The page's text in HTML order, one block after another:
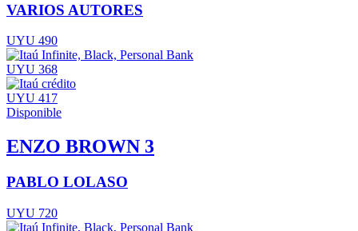
VARIOS AUTORES
UYU 490
UYU 368
UYU 417
Disponible
ENZO BROWN 3
PABLO LOLASO
UYU 720